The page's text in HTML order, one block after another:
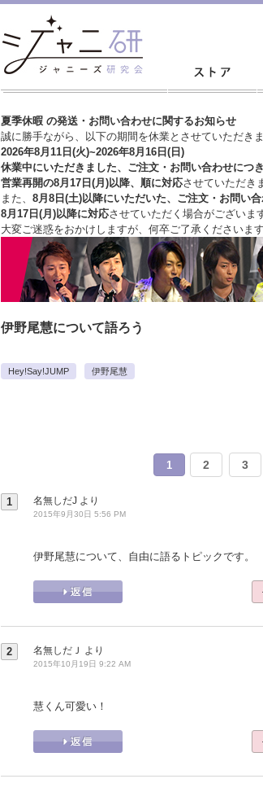
夏季休暇 の発送・お問い合わせに関するお知らせ
誠に勝手ながら、以下の期間を休業とさせていただきま
2026年8月11日(火)~2026年8月16日(日)
休業中にいただきました、ご注文・お問い合わせにつき
営業再開の8月17日(月)以降、順に対応させていただき
また、 8月8日(土)以降にいただいた、ご注文・ お問い合
8月17日(月)以降に対応させていただく場合がございま
大変ご迷惑をおかけしますが、 何卒ご了承くださいま
伊野尾慧について語ろう
Hey!Say!JUMP 伊野尾慧
1 2 3
1 名無しだJ より
2015年9月30日 5:56 PM
伊野尾慧について、自由に語るトピックです。
2 名無しだＪ より
2015年10月19日 9:22 AM
慧くん可愛い！